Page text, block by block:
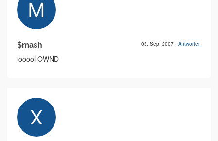
$mash 03. Sep. 2007 | Antworten
looool OWND